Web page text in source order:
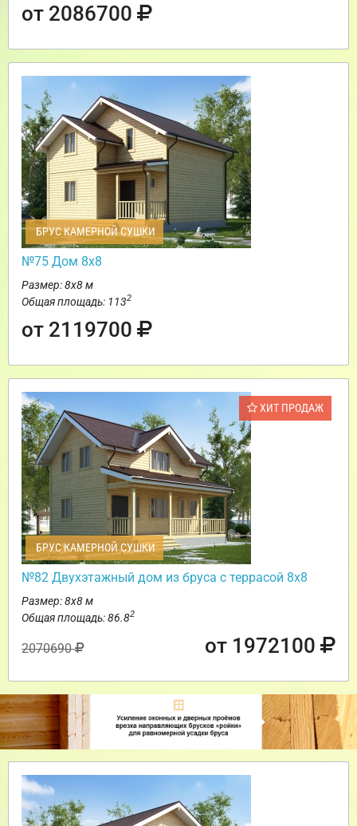
от 2086700
БРУС КАМЕРНОЙ СУШКИ
№75 Дом 8х8
Размер: 8х8 м
Общая площадь: 1132
от 2119700
ХИТ ПРОДАЖ
БРУС КАМЕРНОЙ СУШКИ
№82 Двухэтажный дом из бруса с террасой 8х8
Размер: 8х8 м
Общая площадь: 86.82
2070690 от 1972100